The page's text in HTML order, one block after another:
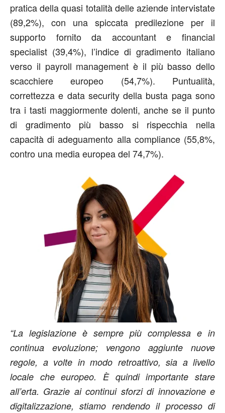
pratica della quasi totalità delle aziende intervistate
(89,2%), con una spiccata predilezione per il
supporto fornito da accountant e financial
specialist (39,4%), l’indice di gradimento italiano
verso il payroll management è il più basso dello
scacchiere europeo (54,7%). Puntualità,
correttezza e data security della busta paga sono
tra i tasti maggiormente dolenti, anche se il punto
di gradimento più basso si rispecchia nella
capacità di adeguamento alla compliance (55,8%,
contro una media europea del 74,7%).
“La legislazione è sempre più complessa e in
continua evoluzione; vengono aggiunte nuove
regole, a volte in modo retroattivo, sia a livello
locale che europeo. È quindi importante stare
all’erta. Grazie ai continui sforzi di innovazione e
digitalizzazione, stiamo rendendo il processo di